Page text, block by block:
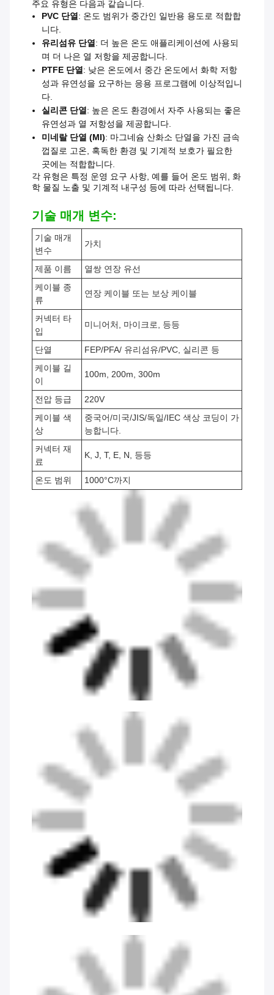
주요 유형은 다음과 같습니다.
PVC 단열: 온도 범위가 중간인 일반용 용도로 적합합
니다.
유리섬유 단열: 더 높은 온도 애플리케이션에 사용되
며 더 나은 열 저항을 제공합니다.
PTFE 단열: 낮은 온도에서 중간 온도에서 화학 저항
성과 유연성을 요구하는 응용 프로그램에 이상적입니
다.
실리콘 단열: 높은 온도 환경에서 자주 사용되는 좋은
유연성과 열 저항성을 제공합니다.
미네랄 단열 (MI): 마그네슘 산화소 단열을 가진 금속
껍질로 고온, 혹독한 환경 및 기계적 보호가 필요한
곳에는 적합합니다.
각 유형은 특정 운영 요구 사항, 예를 들어 온도 범위, 화
학 물질 노출 및 기계적 내구성 등에 따라 선택됩니다.
기술 매개 변수:
기술 매개
변수
가치
제품 이름
열쌍 연장 유선
케이블 종
류
연장 케이블 또는 보상 케이블
커넥터 타
입
미니어처, 마이크로, 등등
단열
FEP/PFA/ 유리섬유/PVC, 실리콘 등
케이블 길
이
100m, 200m, 300m
전압 등급
220V
케이블 색
상
중국어/미국/JIS/독일/IEC 색상 코딩이 가
능합니다.
커넥터 재
료
K, J, T, E, N, 등등
온도 범위 1000°C까지